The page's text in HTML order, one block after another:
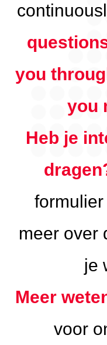
you
you
Heb je
meer over
je
Meer
voor